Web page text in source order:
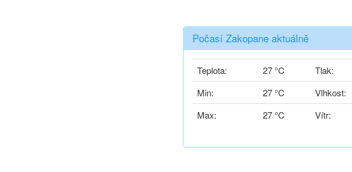
Počasí Zakopane aktuálně
Teplota: 27 °C Tlak:
Min:
27 °C Vlhkost:
Max:
27 °C Vítr: